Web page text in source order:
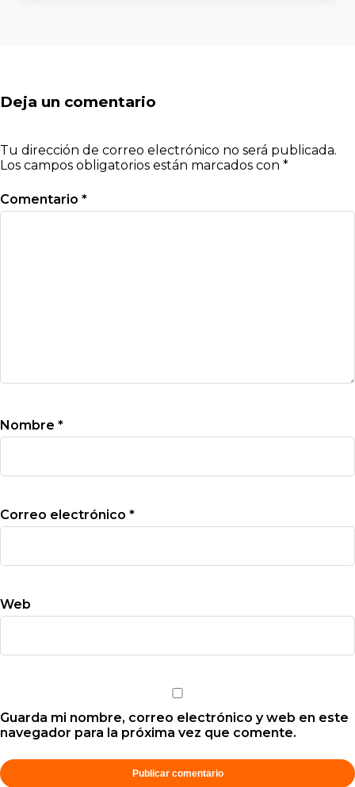
Deja un comentario
Tu dirección de correo electrónico no será publicada.
Los campos obligatorios están marcados con *
Comentario *
Nombre *
Correo electrónico *
Web
Guarda mi nombre, correo electrónico y web en este
navegador para la próxima vez que comente.